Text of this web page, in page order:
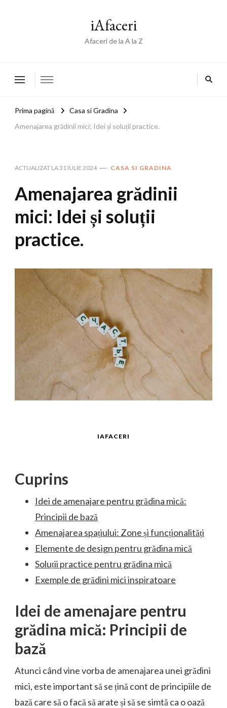
iAfaceri
Afaceri de la A la Z
Prima pagină
Casa si Gradina
Amenajarea grădinii mici: Idei și soluții practice.
ACTUALIZAT LA31 IULIE 2024 CASA SI GRADINA
Amenajarea grădinii
mici: Idei și soluții
practice.
IAFACERI
Cuprins
Idei de amenajare pentru grădina mică:
Principii de bază
Amenajarea spațiului: Zone și funcționalități
Elemente de design pentru grădina mică
Soluții practice pentru grădina mică
Exemple de grădini mici inspiratoare
Idei de amenajare pentru
grădina mică: Principii de
bază
Atunci când vine vorba de amenajarea unei grădini
mici, este important să se țină cont de principiile de
bază care să o facă să arate și să se simtă ca o oază